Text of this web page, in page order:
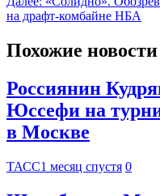
на драфт-комбайне НБА
Похожие новости
Россиянин
Юссефи на
в Москве
ТАСС1 месяц спустя 0